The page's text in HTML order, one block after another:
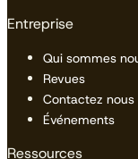
Entreprise
Qui sommes
Revues
Contactez nous
Événements
Ressources